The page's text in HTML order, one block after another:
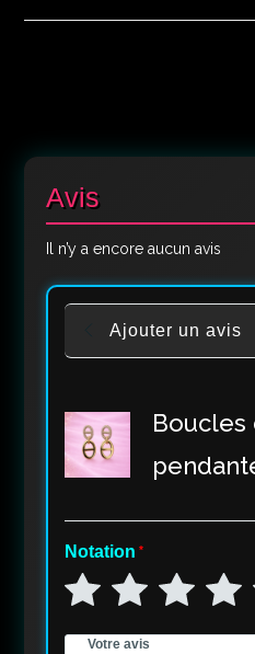
Avis
Il n’y a encore aucun avis
Ajouter un avis
Boucles
Notation *
Votre avis